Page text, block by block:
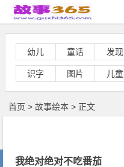
幼儿 童话 发现
识字 图片 儿童
首页 >故事绘本 > 正文
我绝对绝对不吃番茄